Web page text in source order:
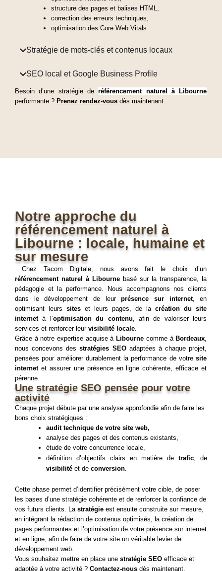
structure des pages et balises HTML,
correction des erreurs techniques,
optimisation des Core Web Vitals.
Stratégie de mots-clés et contenus locaux
SEO local et Google Business Profile
Besoin d’une stratégie de référencement naturel à Libourne
performante ? Prenez rendez-vous dès maintenant.
Notre approche du
référencement naturel à
Libourne : locale, humaine et
sur mesure
référencement naturel à Libourne basé sur la transparence, la
pédagogie et la performance. Nous accompagnons nos clients
dans le développement de leur présence sur internet, en
optimisant leurs sites et leurs pages, de la création du site
internet à l’optimisation du contenu, afin de valoriser leurs
services et renforcer leur visibilité locale.
Grâce à notre expertise acquise à Libourne comme à Bordeaux,
nous concevons desstratégies SEOadaptées à chaque projet,
pensées pour améliorer durablement la performance de votresite
internetet assurer une présence en ligne cohérente, efficace et
pérenne.
Une stratégie SEO pensée pour votre
activité
Chaque projet débute par une analyse approfondie afin de faire les
bons choix stratégiques :
audit technique de votre site web,
analyse des pages et des contenus existants,
étude de votre concurrence locale,
définition d’objectifs clairs en matière de trafic, de
visibilité et de conversion.
Cette phase permet d’identifier précisément votre cible, de poser
les bases d’une stratégie cohérente et de renforcer la confiance de
vos futurs clients. La stratégie est ensuite construite sur mesure,
en intégrant la rédaction de contenus optimisés, la création de
pages performantes et l’optimisation de votre présence sur internet
et en ligne, afin de faire de votre site un véritable levier de
développement web.
Vous souhaitez mettre en place une stratégie SEO efficace et
adaptée à votre activité ? Contactez-nous dès maintenant.